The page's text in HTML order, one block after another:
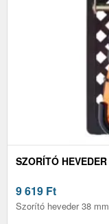
SZORÍTÓ
9 619 Ft
Szorító heveder 38